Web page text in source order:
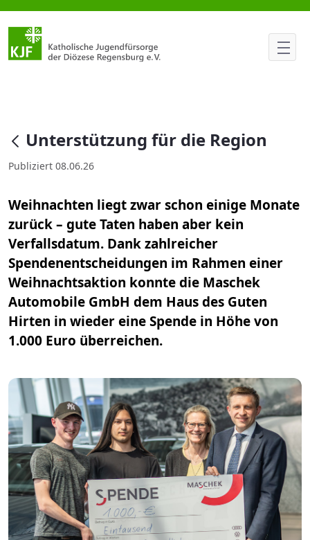
Unterstützung für die Region
null
Unterstützung für die Region
Publiziert 08.06.26
Weihnachten liegt zwar schon einige Monate
zurück – gute Taten haben aber kein
Verfallsdatum. Dank zahlreicher
Spendenentscheidungen im Rahmen einer
Weihnachtsaktion konnte die Maschek
Automobile GmbH dem Haus des Guten
Hirten in wieder eine Spende in Höhe von
1.000 Euro überreichen.